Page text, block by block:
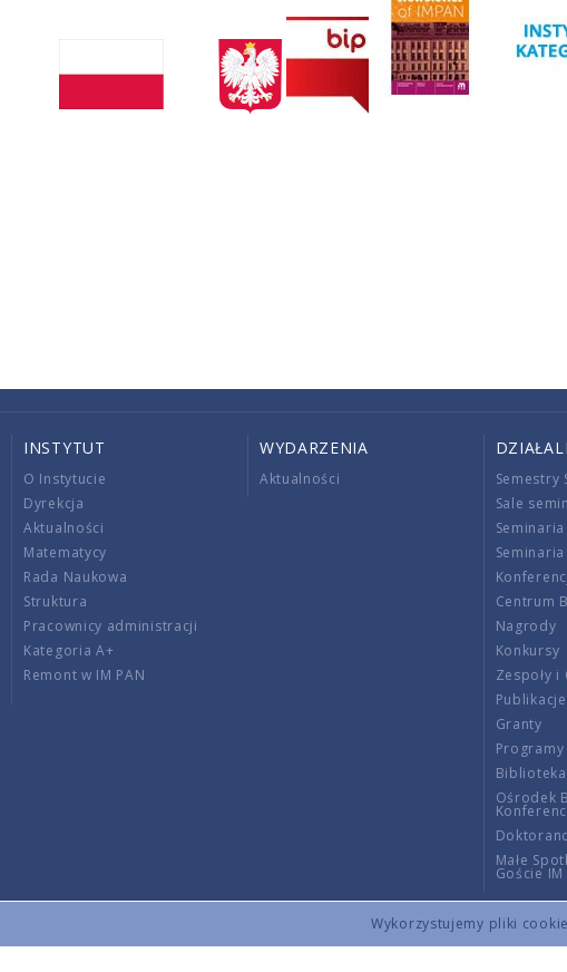
Wykorzystujemy pliki
INSTYTUT
O Instytucie
Dyrekcja
Aktualności
Matematycy
Rada Naukowa
Struktura
Pracownicy administracji
Kategoria A+
Remont w IM PAN
WYDARZENIA
Aktualności
Semestry
Sale
Seminaria
Centrum
Nagrody
Konkursy
Zespoły i
Granty
Biblioteka
Ośrodek
Małe
Goście IM